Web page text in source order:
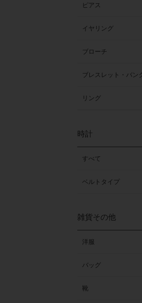
ピアス
イヤリング
ブローチ
ブレスレット・バン
リング
時計
すべて
ベルトタイプ
雑貨その他
洋服
バッグ
靴